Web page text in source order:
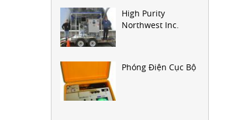
High Purity
Northwest Inc.
Phóng Điện Cục Bộ